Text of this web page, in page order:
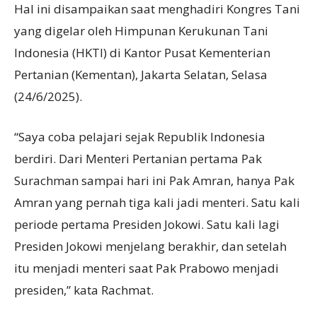
Hal ini disampaikan saat menghadiri Kongres Tani
yang digelar oleh Himpunan Kerukunan Tani
Indonesia (HKTI) di Kantor Pusat Kementerian
Pertanian (Kementan), Jakarta Selatan, Selasa
(24/6/2025).
“Saya coba pelajari sejak Republik Indonesia
berdiri. Dari Menteri Pertanian pertama Pak
Surachman sampai hari ini Pak Amran, hanya Pak
Amran yang pernah tiga kali jadi menteri. Satu kali
periode pertama Presiden Jokowi. Satu kali lagi
Presiden Jokowi menjelang berakhir, dan setelah
itu menjadi menteri saat Pak Prabowo menjadi
presiden,” kata Rachmat.